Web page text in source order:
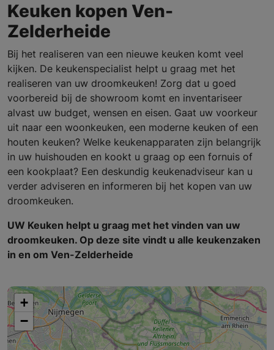
Keuken kopen Ven-
Zelderheide
Bij het realiseren van een nieuwe keuken komt veel
kijken. De keukenspecialist helpt u graag met het
realiseren van uw droomkeuken! Zorg dat u goed
voorbereid bij de showroom komt en inventariseer
alvast uw budget, wensen en eisen. Gaat uw voorkeur
uit naar een woonkeuken, een moderne keuken of een
houten keuken? Welke keukenapparaten zijn belangrijk
in uw huishouden en kookt u graag op een fornuis of
een kookplaat? Een deskundig keukenadviseur kan u
verder adviseren en informeren bij het kopen van uw
droomkeuken.
UW Keuken helpt u graag met het vinden van uw
droomkeuken. Op deze site vindt u alle keukenzaken
in en om Ven-Zelderheide
+
−